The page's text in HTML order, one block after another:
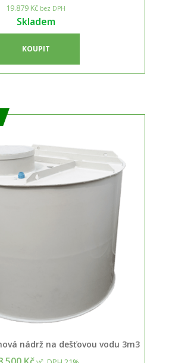
19.879 Kč bez DPH
Skladem
KOUPIT
nádrž na dešťovou vodu 3m3